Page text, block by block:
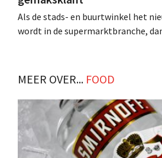
Als de stads- en buurtwinkel het
wordt in de supermarktbranche,
geeft. .
MEER OVER... FOOD